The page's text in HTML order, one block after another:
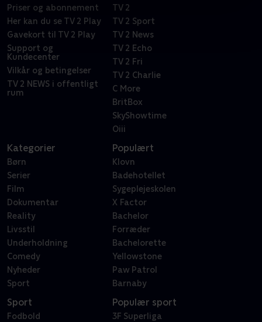
Priser og abonnement
Her kan du se TV 2 Play
Gavekort til TV 2 Play
Support og
Kundecenter
Vilkår og betingelser
TV 2 NEWS i offentligt
rum
TV 2
TV 2 Sport
TV 2 News
TV 2 Echo
TV 2 Fri
TV 2 Charlie
C More
BritBox
SkyShowtime
Oiii
Kategorier
Børn
Serier
Film
Dokumentar
Reality
Livsstil
Underholdning
Comedy
Nyheder
Sport
Populært
Klovn
Badehotellet
Sygeplejeskolen
X Factor
Bachelor
Forræder
Bachelorette
Yellowstone
Paw Patrol
Barnaby
Sport
Fodbold
Populær sport
3F Superliga